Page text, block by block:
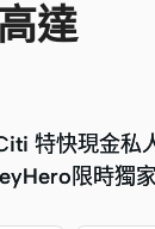
達
特快現金私
限時獨
特快現金私
限時獨